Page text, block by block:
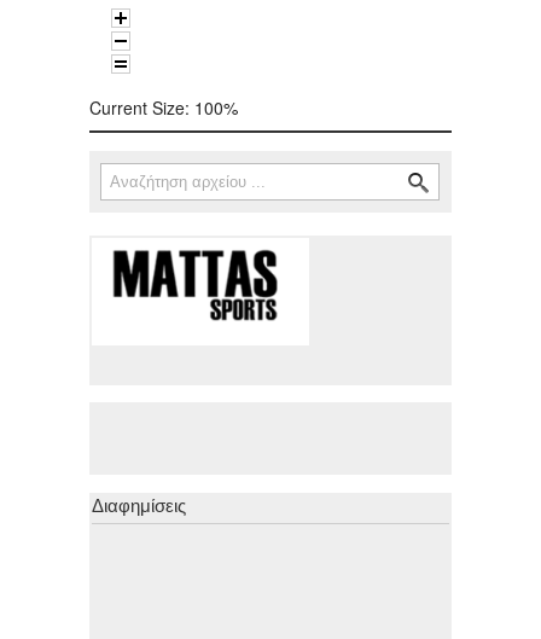
Current Size: 100%
Φόρμα αναζήτησης
Αναζήτηση
Διαφημίσεις